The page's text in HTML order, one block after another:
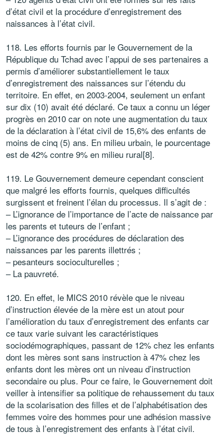
d’état civil et la procédure d’enregistrement des
naissances à l’état civil.
118. Les efforts fournis par le Gouvernement de la
République du Tchad avec l’appui de ses partenaires a
permis d’améliorer substantiellement le taux
d’enregistrement des naissances sur l’étendu du
territoire. En effet, en 2003-2004, seulement un enfant
sur dix (10) avait été déclaré. Ce taux a connu un léger
progrès en 2010 car on note une augmentation du taux
de la déclaration à l’état civil de 15,6% des enfants de
moins de cinq (5) ans. En milieu urbain, le pourcentage
est de 42% contre 9% en milieu rural[8].
119. Le Gouvernement demeure cependant conscient
que malgré les efforts fournis, quelques difficultés
surgissent et freinent l’élan du processus. Il s’agit de :
– L’ignorance de l’importance de l’acte de naissance par
les parents et tuteurs de l’enfant ;
– L’ignorance des procédures de déclaration des
naissances par les parents illettrés ;
– pesanteurs socioculturelles ;
– La pauvreté.
120. En effet, le MICS 2010 révèle que le niveau
d’instruction élevée de la mère est un atout pour
l’amélioration du taux d’enregistrement des enfants car
ce taux varie suivant les caractéristiques
sociodémographiques, passant de 12% chez les enfants
dont les mères sont sans instruction à 47% chez les
enfants dont les mères ont un niveau d’instruction
secondaire ou plus. Pour ce faire, le Gouvernement doit
veiller à intensifier sa politique de rehaussement du taux
de la scolarisation des filles et de l’alphabétisation des
femmes voire des hommes pour une adhésion massive
de tous à l’enregistrement des enfants à l’état civil.